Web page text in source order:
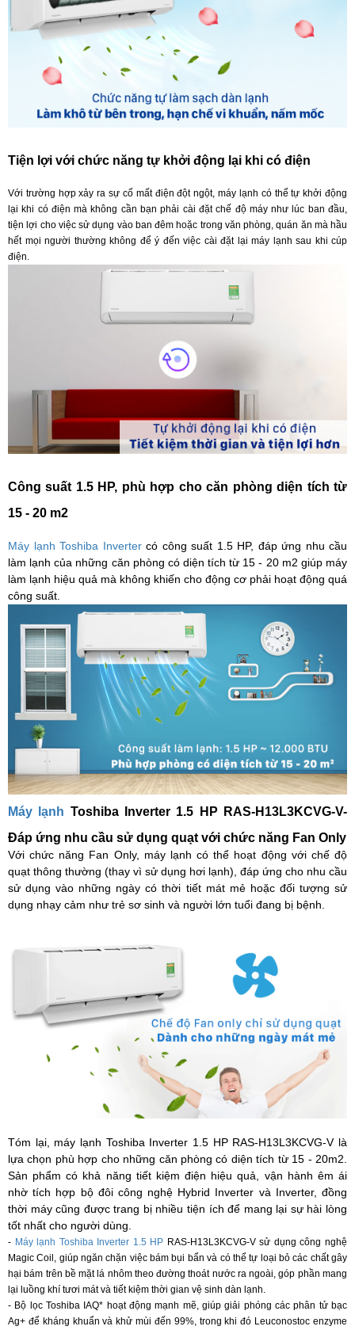
Tiện lợi với chức năng tự khởi động lại khi có điện
Với trường hợp xảy ra sự cố mất điện đột ngột, máy lạnh có thể tự khởi động
lại khi có điện mà không cần bạn phải cài đặt chế độ máy như lúc ban đầu,
tiện lợi cho việc sử dụng vào ban đêm hoặc trong văn phòng, quán ăn mà hầu
hết mọi người thường không để ý đến việc cài đặt lại máy lạnh sau khi cúp
điện.
Công suất 1.5 HP, phù hợp cho căn phòng diện tích từ
15 - 20 m2
Máy lạnh Toshiba Invertercó công suất 1.5 HP, đáp ứng nhu cầu
làm lạnh của những căn phòng có diện tích từ 15 - 20 m2 giúp máy
làm lạnh hiệu quả mà không khiến cho động cơ phải hoạt động quá
công suất.
Máy lạnh Toshiba Inverter 1.5 HP RAS-H13L3KCVG-V-
Đáp ứng nhu cầu sử dụng quạt với chức năng Fan Only
Với chức năng Fan Only, máy lạnh có thể hoạt động với chế độ
quạt thông thường (thay vì sử dụng hơi lạnh), đáp ứng cho nhu cầu
sử dụng vào những ngày có thời tiết mát mẻ hoặc đối tượng sử
dụng nhạy cảm như trẻ sơ sinh và người lớn tuổi đang bị bệnh.
Tóm lại, máy lạnh Toshiba Inverter 1.5 HP RAS-H13L3KCVG-V là
lựa chọn phù hợp cho những căn phòng có diện tích từ 15 - 20m2.
Sản phẩm có khả năng tiết kiệm điện hiệu quả, vận hành êm ái
nhờ tích hợp bộ đôi công nghệ Hybrid Inverter và Inverter, đồng
thời máy cũng được trang bị nhiều tiện ích để mang lại sự hài lòng
tốt nhất cho người dùng.
- Máy lạnh Toshiba Inverter 1.5 HP RAS-H13L3KCVG-V sử dụng công nghệ
Magic Coil, giúp ngăn chặn việc bám bụi bẩn và có thể tự loại bỏ các chất gây
hại bám trên bề mặt lá nhôm theo đường thoát nước ra ngoài, góp phần mang
lại luồng khí tươi mát và tiết kiệm thời gian vệ sinh dàn lạnh.
- Bộ lọc Toshiba IAQ* hoạt động mạnh mẽ, giúp giải phóng các phân tử bạc
Ag+ để kháng khuẩn và khử mùi đến 99%, trong khi đó Leuconostoc enzyme